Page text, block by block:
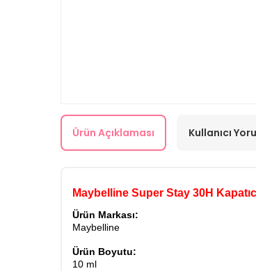
Ürün Açıklaması Kullanıcı
Maybelline Super Stay 30H
Ürün Markası:
Maybelline
Ürün Boyutu:
10 ml